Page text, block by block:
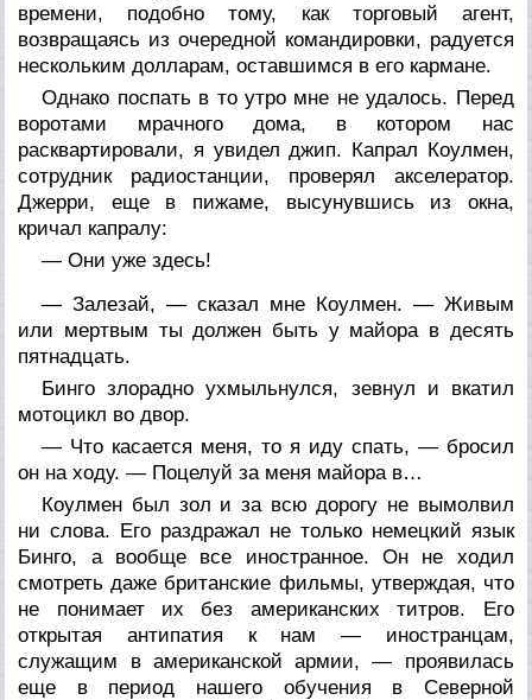
времени, подобно тому, как торговый агент,
возвращаясь из очередной командировки, радуется
нескольким долларам, оставшимся в его кармане.
Однако поспать в то утро мне не удалось. Перед
воротами мрачного дома, в котором нас
расквартировали, я увидел джип. Капрал Коулмен,
сотрудник радиостанции, проверял акселератор.
Джерри, еще в пижаме, высунувшись из окна,
кричал капралу:
— Они уже здесь!
— Залезай, — сказал мне Коулмен. — Живым
или мертвым ты должен быть у майора в десять
пятнадцать.
Бинго злорадно ухмыльнулся, зевнул и вкатил
мотоцикл во двор.
— Что касается меня, то я иду спать, — бросил
он на ходу. — Поцелуй за меня майора в…
Коулмен был зол и за всю дорогу не вымолвил
ни слова. Его раздражал не только немецкий язык
Бинго, а вообще все иностранное. Он не ходил
смотреть даже британские фильмы, утверждая, что
не понимает их без американских титров. Его
открытая антипатия к нам — иностранцам,
служащим в американской армии, — проявилась
еще в период нашего обучения в Северной